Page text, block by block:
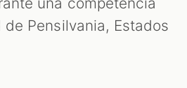
Pensilvania, Estados